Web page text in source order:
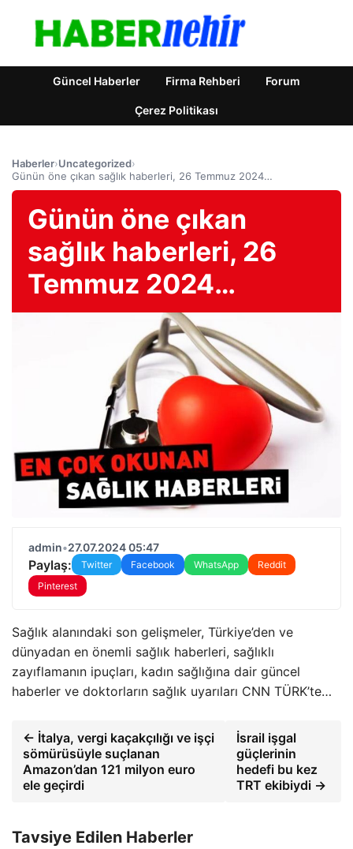
Güncel Haberler Firma Rehberi Forum
Çerez Politikası
Haberler›Uncategorized›
Günün öne çıkan sağlık haberleri, 26 Temmuz 2024…
Günün öne çıkan
sağlık haberleri, 26
Temmuz 2024…
admin•27.07.2024 05:47
Paylaş: Twitter Facebook WhatsApp
Reddit
Pinterest
Sağlık alanındaki son gelişmeler, Türkiye’den ve
dünyadan en önemli sağlık haberleri, sağlıklı
zayıflamanın ipuçları, kadın sağlığına dair güncel
haberler ve doktorların sağlık uyarıları CNN TÜRK’te…
← İtalya, vergi kaçakçılığı ve işçi
sömürüsüyle suçlanan
Amazon’dan 121 milyon euro
ele geçirdi
İsrail işgal
güçlerinin
hedefi bu kez
TRT ekibiydi →
Tavsiye Edilen Haberler